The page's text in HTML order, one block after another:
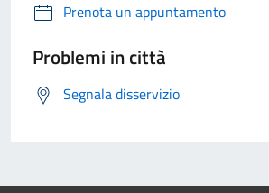
Prenota un appuntamento
Problemi in città
Segnala disservizio